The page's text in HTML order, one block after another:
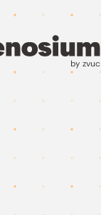
by zvuc